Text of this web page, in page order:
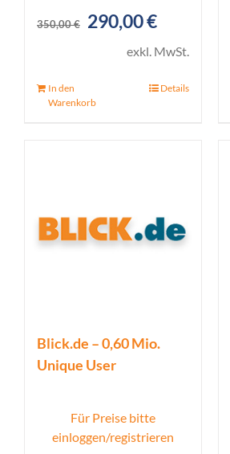
350,00€
Ursprünglicher
Preis
350,00 €
290,00€Aktueller
Preis
exkl. MwSt.
In den
Warenkorb
Details
Blick.de – 0,60 Mio.
Unique User
Für Preise bitte
einloggen/registrieren